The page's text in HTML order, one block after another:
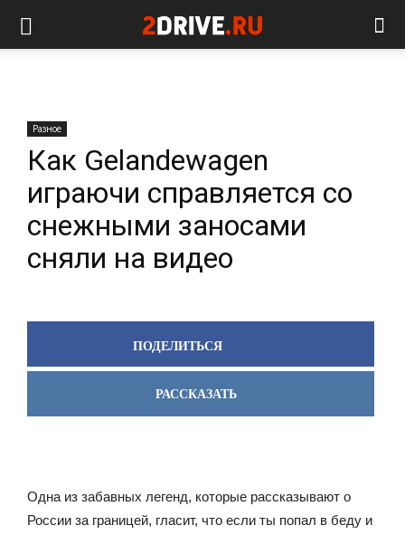
Разное
Как Gelandewagen
играючи справляется со
снежными заносами
сняли на видео
ПОДЕЛИТЬСЯ
РАССКАЗАТЬ
Одна из забавных легенд, которые рассказывают о
России за границей, гласит, что если ты попал в беду и